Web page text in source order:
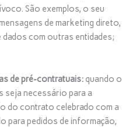
São exemplos, o seu
de marketing direto,
com outras entidades;
de pré-contratuais: quando o
seja necessário para a
do contrato celebrado com a
para pedidos de informação,